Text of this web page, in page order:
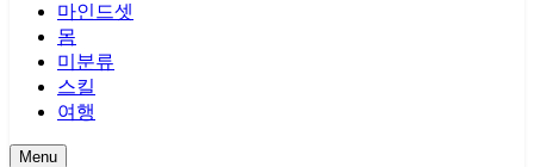
마인드셋
몸
미분류
스킬
여행
Menu